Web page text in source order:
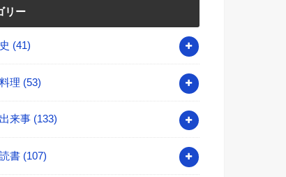
リー
(41)
理 (53)
来事 (133)
書 (107)